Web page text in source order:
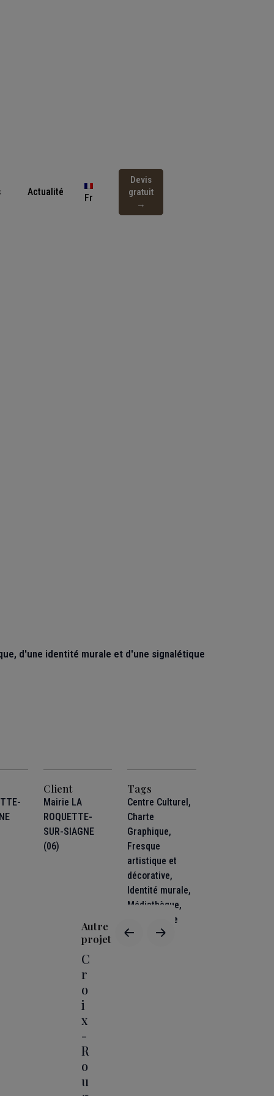
Actualité
Fr
Devis
gratuit
→
d'une identité murale et d'une signalétique
Client
Mairie LA
ROQUETTE-
SUR-SIAGNE
(06)
Tags
Centre Culturel,
Charte
Graphique,
Fresque
artistique et
décorative,
Identité murale,
Médiathèque,
Signalétique
artistique
Autre
projet
C
r
o
i
x
-
R
o
u